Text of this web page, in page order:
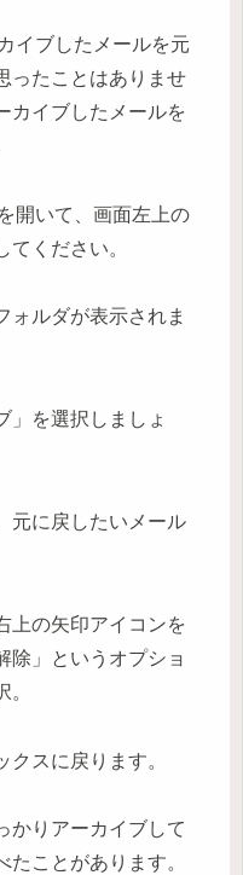
イブしたメールを元
ったことはありませ
カイブしたメールを
開いて、画面左上の
てください。
ォルダが表示されま
」を選択しましょ
元に戻したいメール
上の矢印アイコンを
除」というオプショ
スに戻ります。
かりアーカイブして
たことがあります。